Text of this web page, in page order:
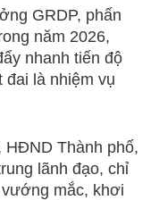
GRDP, phấn
năm 2026,
nhanh tiến độ
đai là nhiệm vụ
HĐND Thành phố,
lãnh đạo, chỉ
mắc, khơi